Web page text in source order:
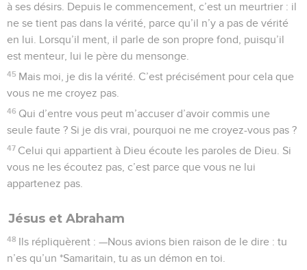
à ses désirs. Depuis le commencement, c’est un meurtrier : il
ne se tient pas dans la vérité, parce qu’il n’y a pas de vérité
en lui. Lorsqu’il ment, il parle de son propre fond, puisqu’il
est menteur, lui le père du mensonge.
45 Mais moi, je dis la vérité. C’est précisément pour cela que
vous ne me croyez pas.
46 Qui d’entre vous peut m’accuser d’avoir commis une
seule faute ? Si je dis vrai, pourquoi ne me croyez-vous pas ?
47 Celui qui appartient à Dieu écoute les paroles de Dieu. Si
vous ne les écoutez pas, c’est parce que vous ne lui
appartenez pas.
Jésus et Abraham
48 Ils répliquèrent : —Nous avions bien raison de le dire : tu
n’es qu’un *Samaritain, tu as un démon en toi.